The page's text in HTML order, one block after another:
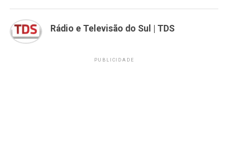
Rádio e Televisão do Sul | TDS
PUBLICIDADE